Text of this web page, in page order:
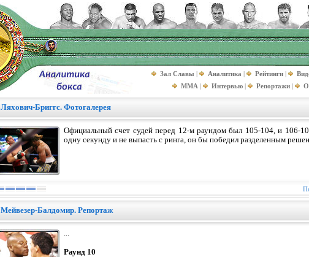
Зал Славы | Аналитика | Рейтинги |
MMA | Интервью | Репортажи |
Ляхович-Бриггс. Фотогалерея
Официальный счет судей перед 12-м раундом был 105-104, и 106-
одну секунду и не выпасть с ринга, он бы победил разделенным
Мейвезер-Балдомир. Репортаж
...
Раунд 10